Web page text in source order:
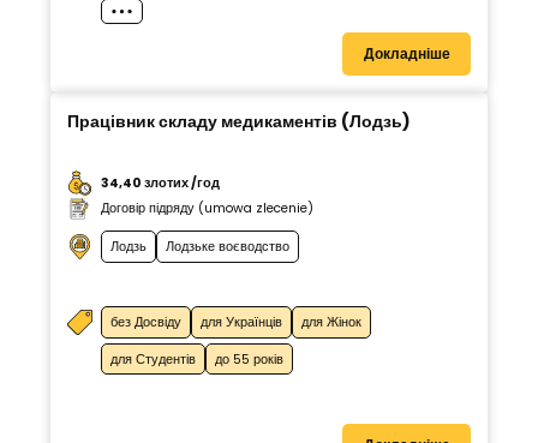
Докладніше
Працівник складу медикаментів (Лодзь)
34,40 злотих /год
Договір підряду (umowa zlecenie)
Лодзь Лодзьке воєводство
без Досвіду для Українців для Жінок
для Студентів до 55 років